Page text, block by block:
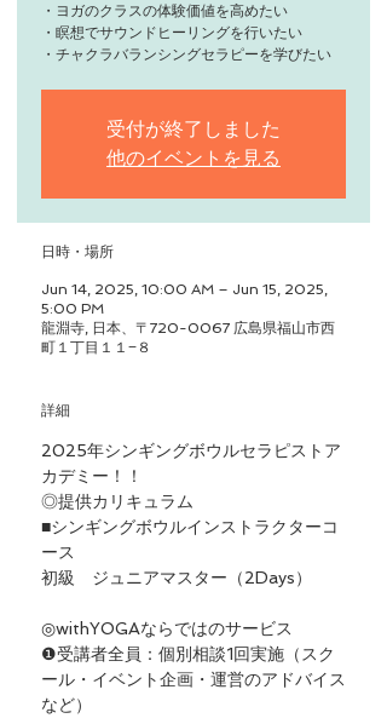
・ヨガのクラスの体験価値を高めたい
・瞑想でサウンドヒーリングを行いたい​
・チャクラバランシングセラピーを学びたい
受付が終了しました
他のイベントを見る
日時・場所
Jun 14, 2025, 10:00 AM – Jun 15, 2025,
5:00 PM
​龍淵寺, 日本、〒720-0067 広島県福山市西
町１丁目１１−８
詳細
2025年シンギングボウルセラピストア
カデミー！！
◎提供カリキュラム
■シンギングボウルインストラクターコ
ース
初級　ジュニア​マスター（2Days）
◎withYOGAならではのサービス
❶受講者全員：個別相談1回実施（スク
ール・イベント企画・運営のアドバイス
など）